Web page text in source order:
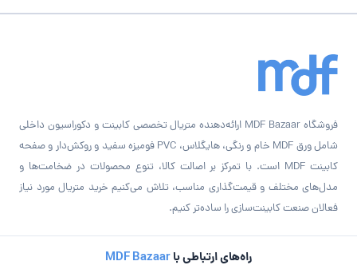
فروشگاه MDF Bazaar ارائه‌دهنده متریال تخصصی کابینت و دکوراسیون داخلی
شامل ورق MDF خام و رنگی، هایگلاس، PVC فومیزه سفید و روکش‌دار و صفحه
کابینت MDF است. با تمرکز بر اصالت کالا، تنوع محصولات در ضخامت‌ها و
مدل‌های مختلف و قیمت‌گذاری مناسب، تلاش می‌کنیم خرید متریال مورد نیاز
فعالان صنعت کابینت‌سازی را ساده‌تر کنیم.
راه‌های ارتباطی باMDF Bazaar